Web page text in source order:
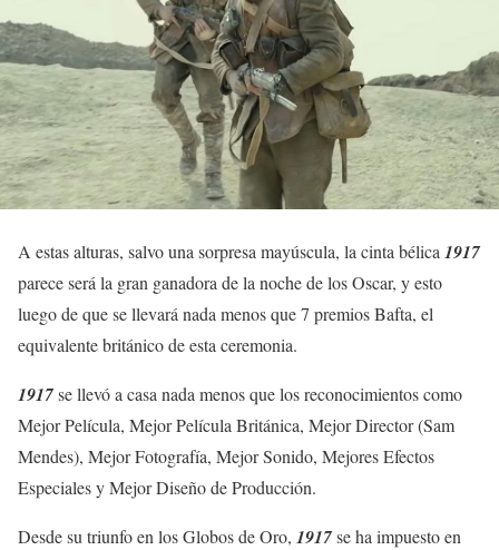
A estas alturas, salvo una sorpresa mayúscula, la cinta bélica 1917
parece será la gran ganadora de la noche de los Oscar, y esto
luego de que se llevará nada menos que 7 premios Bafta, el
equivalente británico de esta ceremonia.
1917se llevó a casa nada menos que los reconocimientos como
Mejor Película, Mejor Película Británica, Mejor Director (Sam
Mendes), Mejor Fotografía, Mejor Sonido, Mejores Efectos
Especiales y Mejor Diseño de Producción.
Desde su triunfo en los Globos de Oro, 1917se ha impuesto en